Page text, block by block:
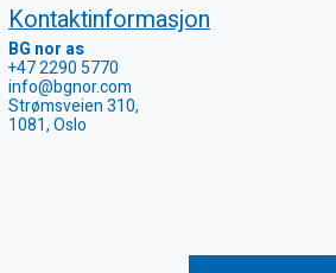
Kontaktinformasjon
BG nor as
+47 2290 5770
info@bgnor.com
Strømsveien 310,
1081, Oslo